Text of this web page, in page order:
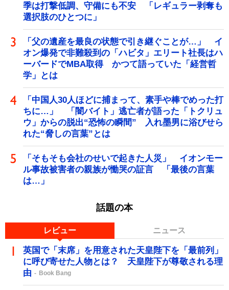
季は打撃低調、守備にも不安 「レギュラー剥奪も
選択肢のひとつに」
「父の遺産を最良の状態で引き継ぐことが…」 イ
オン爆発で非難殺到の「ハビタ」エリート社長はハ
ーバードでMBA取得 かつて語っていた「経営哲
学」とは
「中国人30人ほどに捕まって、素手や棒でめった打
ちに…」 「闇バイト」逃亡者が語った「トクリュ
ウ」からの脱出“恐怖の瞬間” 入れ墨男に浴びせら
れた“脅しの言葉”とは
「そもそも会社のせいで起きた人災」 イオンモー
ル事故被害者の親族が慟哭の証言 「最後の言葉
は…」
話題の本
レビュー ニュース
英国で「末席」を用意された天皇陛下を「最前列」
に呼び寄せた人物とは？ 天皇陛下が尊敬される理
由
Book Bang